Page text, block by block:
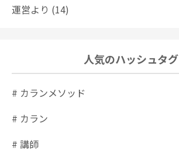
運営より (14)
人気のハッシュタグ
# カランメソッド
# カラン
# 講師